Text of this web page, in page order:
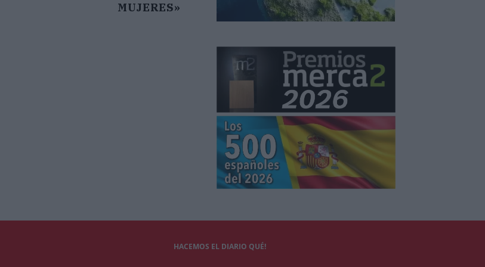
MUJERES»
HACEMOS EL DIARIO QUÉ!